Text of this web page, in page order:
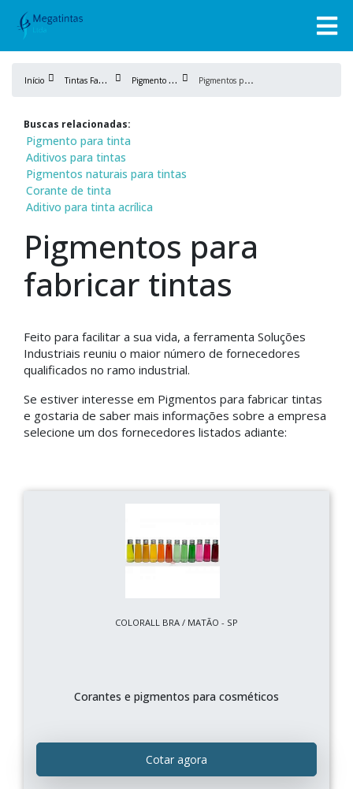
Início T
intas Fabricação P
igmento de tinta P
igmentos para fabricar tintas
Buscas relacionadas:
Pigmento para tinta
Aditivos para tintas
Pigmentos naturais para tintas
Corante de tinta
Aditivo para tinta acrílica
Pigmentos para
fabricar tintas
Feito para facilitar a sua vida, a ferramenta Soluções
Industriais reuniu o maior número de fornecedores
qualificados no ramo industrial.
Se estiver interesse em Pigmentos para fabricar tintas
e gostaria de saber mais informações sobre a empresa
selecione um dos fornecedores listados adiante:
COLORALL BRA / MATÃO - SP
Corantes e pigmentos para cosméticos
Cotar agora